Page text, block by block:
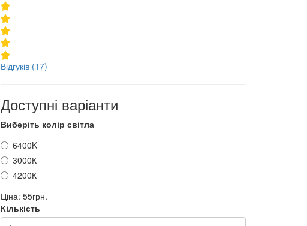
Відгуків (17)
Доступні варіанти
Виберіть колір світла
6400K
3000К
4200К
Ціна:55грн.
Кількість